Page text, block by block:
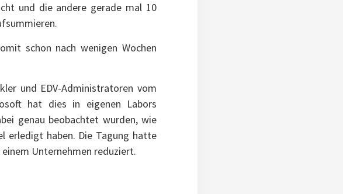
und die andere gerade mal 10
schon nach wenigen Wochen
und EDV-Administratoren vom
hat dies in eigenen Labors
genau beobachtet wurden, wie
erledigt haben. Die Tagung hatte
Unternehmen reduziert.